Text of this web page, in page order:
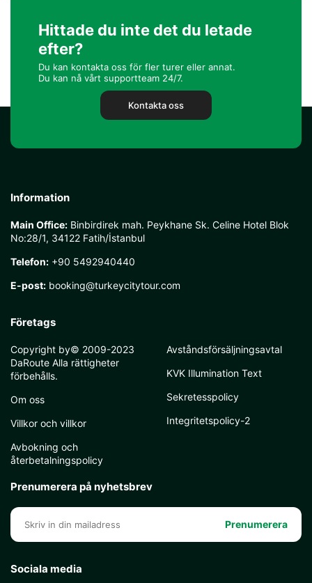
Hittade du inte det du letade
efter?
Du kan kontakta oss för fler turer eller annat.
Du kan nå vårt supportteam 24/7.
Kontakta oss
Information
Main Office: Binbirdirek mah. Peykhane Sk. Celine Hotel Blok
No:28/1, 34122 Fatih/İstanbul
Telefon: +90 5492940440
E-post: booking@turkeycitytour.com
Företags
Copyright by© 2009-2023
DaRoute Alla rättigheter
förbehålls.
Om oss
Villkor och villkor
Avbokning och
återbetalningspolicy
Avståndsförsäljningsavtal
KVK Illumination Text
Sekretesspolicy
Integritetspolicy-2
Prenumerera på nyhetsbrev
Prenumerera
Sociala media